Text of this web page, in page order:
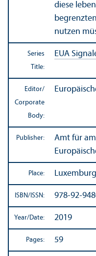
diese
nutzen
Series
Title:
EUA
Editor/
Corporate
Body:
Publisher:
Amt für
Place: Luxemburg
ISBN/ISSN: 978-92-
Year/Date: 2019
Pages: 59